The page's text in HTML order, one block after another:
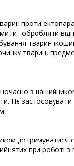
проти
і обробляти
тварин
тварин,
з
Не застосовувати
дотримуватися
при роботі